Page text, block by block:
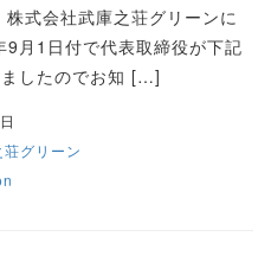
式会社武庫之荘グリーンに
月1日付で代表取締役が下記
したのでお知 […]
グリーン